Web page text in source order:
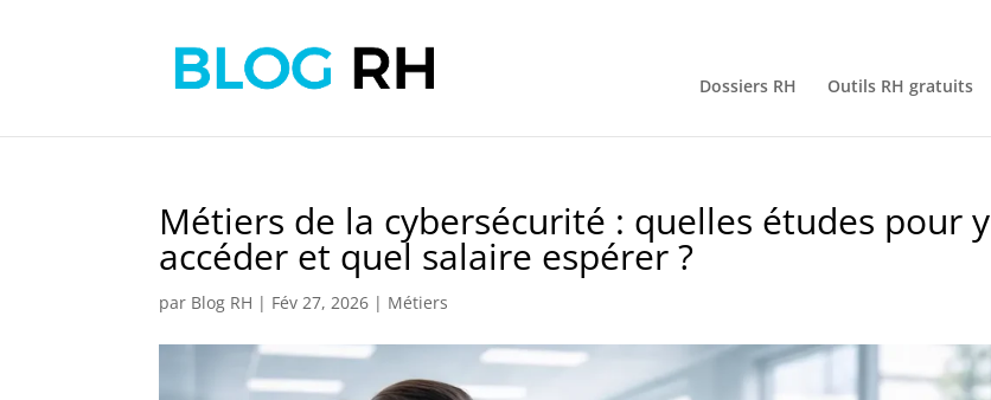
Dossiers RH Outils RH gratuits
Métiers de la cybersécurité : quelles études pour y
accéder et quel salaire espérer ?
par Blog RH | Fév 27, 2026 | Métiers